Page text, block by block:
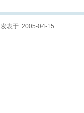
发表于: 2005-04-15